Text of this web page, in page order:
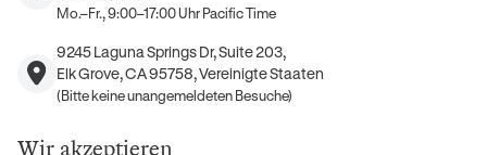
Mo.–Fr., 9:00–17:00 Uhr Pacific Time
9245 Laguna Springs Dr, Suite 203,
Elk Grove, CA 95758, Vereinigte Staaten
(Bitte keine unangemeldeten Besuche)
Wir akzeptieren